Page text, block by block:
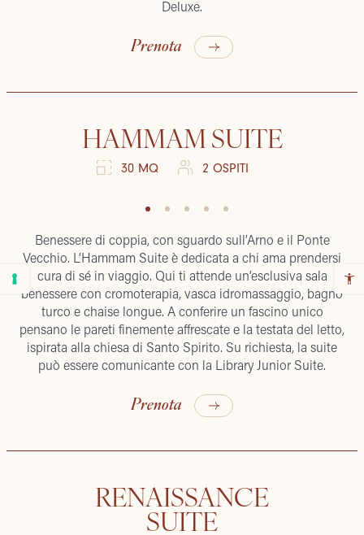
Deluxe.
Prenota
HAMMAM SUITE
30 MQ 2 OSPITI
Benessere di coppia, con sguardo sull’Arno e il Ponte
Vecchio. L’Hammam Suite è dedicata a chi ama prendersi
cura di sé in viaggio. Qui ti attende un’esclusiva sala
benessere con cromoterapia, vasca idromassaggio, bagno
turco e chaise longue. A conferire un fascino unico
pensano le pareti finemente affrescate e la testata del letto,
ispirata alla chiesa di Santo Spirito. Su richiesta, la suite
può essere comunicante con la Library Junior Suite.
Prenota
RENAISSANCE
SUITE